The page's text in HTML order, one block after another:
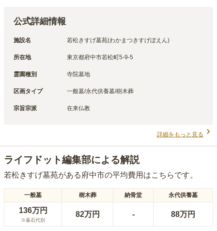
公式詳細情報
施設名 若松きすげ墓苑(わかまつきすげぼえん)
所在地 東京都府中市若松町5-9-5
霊園種別 寺院墓地
区画タイプ 一般墓/永代供養墓/樹木葬
宗旨宗派 在来仏教
詳細をもっと見る
ライフドット編集部による解説
若松きすげ墓苑がある 府中市の平均費用はこちらです。
一般墓 樹木葬 納骨堂 永代供養墓
136万円
※墓石代別
82万円 - 88万円